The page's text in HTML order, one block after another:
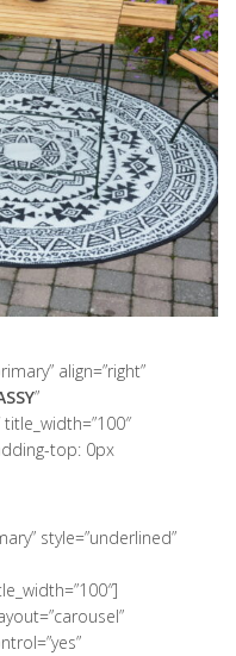
align=”right”
”
top: 0px
style=”underlined”